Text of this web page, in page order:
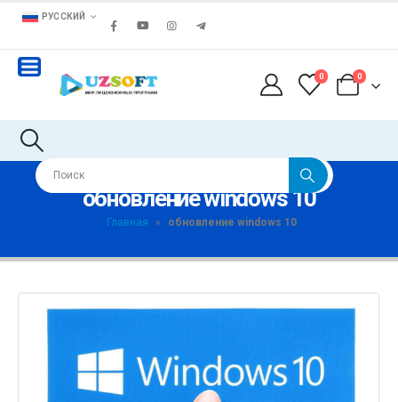
РУССКИЙ
0 0
обновление windows 10
Главная » обновление windows 10